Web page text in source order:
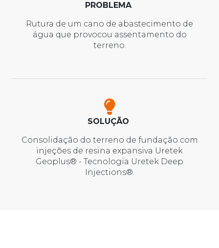
PROBLEMA
Rutura de um cano de abastecimento de
água que provocou assentamento do
terreno.
SOLUÇÃO
Consolidação do terreno de fundação com
injeções de resina expansiva Uretek
Geoplus® - Tecnologia Uretek Deep
Injections®.